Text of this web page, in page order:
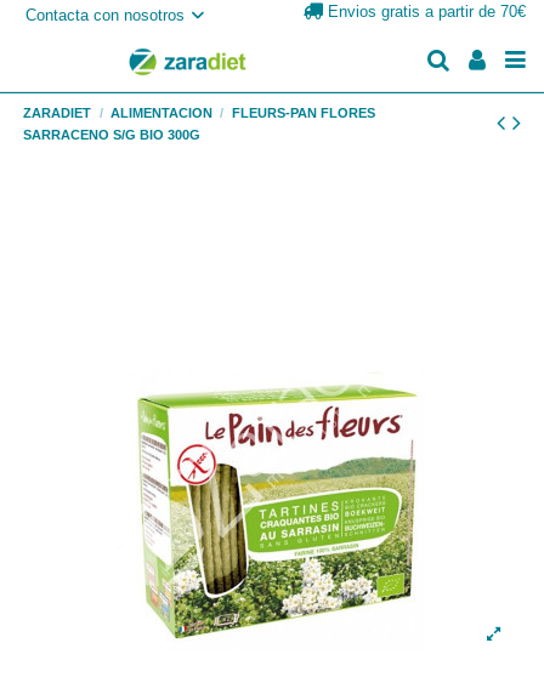
Contacta con nosotros Envios gratis a partir de 70€
ZARADIET ALIMENTACION
FLEURS-PAN FLORES
SARRACENO S/G BIO 300G